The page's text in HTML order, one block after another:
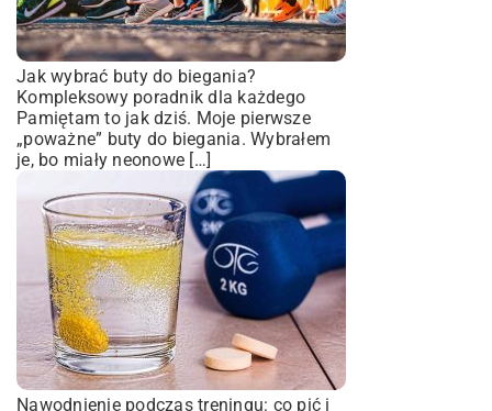
Jak wybrać buty do biegania?
Kompleksowy poradnik dla każdego
Pamiętam to jak dziś. Moje pierwsze
„poważne” buty do biegania. Wybrałem
je, bo miały neonowe […]
Nawodnienie podczas treningu: co pić i